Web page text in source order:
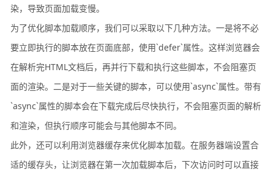
染，导致页面加载变慢。
为了优化脚本加载顺序，我们可以采取以下几种方法。一是将不必
要立即执行的脚本放在页面底部，使用`defer`属性。这样浏览器会
在解析完HTML文档后，再并行下载和执行这些脚本，不会阻塞页
面的渲染。二是对于一些关键的脚本，可以使用`async`属性。带有
`async`属性的脚本会在下载完成后尽快执行，不会阻塞页面的解析
和渲染，但执行顺序可能会与其他脚本不同。
此外，还可以利用浏览器缓存来优化脚本加载。在服务器端设置合
适的缓存头，让浏览器在第一次加载脚本后，下次访问时可以直接